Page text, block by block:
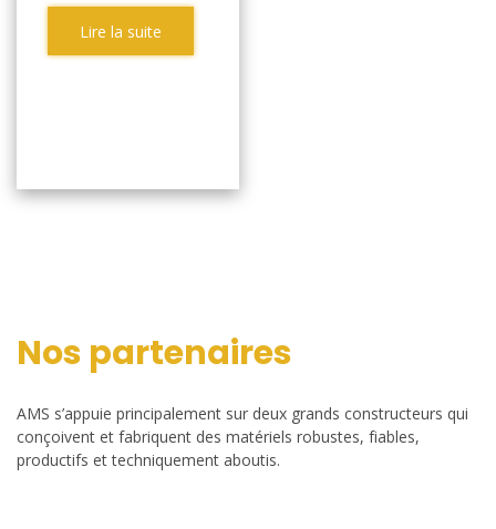
Lire la suite
Nos partenaires
AMS s’appuie principalement sur deux grands constructeurs qui
conçoivent et fabriquent des matériels robustes, fiables,
productifs et techniquement aboutis.